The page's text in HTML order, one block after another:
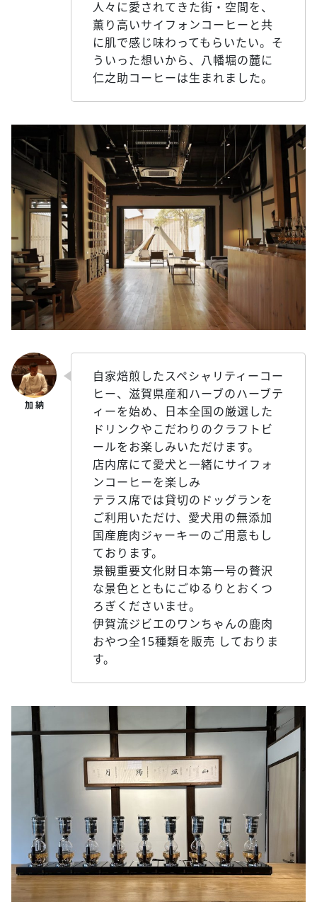
人々に愛されてきた街・空間を、
薫り高いサイフォンコーヒーと共
に肌で感じ味わってもらいたい。そ
ういった想いから、八幡堀の麓に
仁之助コーヒーは生まれました。
自家焙煎したスペシャリティーコー
ヒー、滋賀県産和ハーブのハーブテ
ィーを始め、日本全国の厳選した
ドリンクやこだわりのクラフトビ
ールをお楽しみいただけます。
店内席にて愛犬と一緒にサイフォ
ンコーヒーを楽しみ
テラス席では貸切のドッグランを
ご利用いただけ、愛犬用の無添加
国産鹿肉ジャーキーのご用意もし
ております。
景観重要文化財日本第一号の贅沢
な景色とともにごゆるりとおくつ
ろぎくださいませ。
伊賀流ジビエのワンちゃんの鹿肉
おやつ全15種類を販売 しておりま
す。